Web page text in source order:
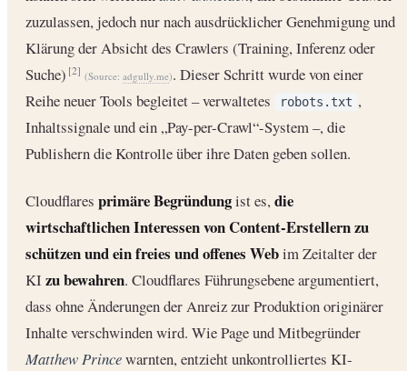
zuzulassen, jedoch nur nach ausdrücklicher Genehmigung und
Klärung der Absicht des Crawlers (Training, Inferenz oder
Suche)[2] (Source: adgully.me). Dieser Schritt wurde von einer
Reihe neuer Tools begleitet – verwaltetes
robots.txt ,
Inhaltssignale und ein „Pay-per-Crawl“-System –, die
Publishern die Kontrolle über ihre Daten geben sollen.
Cloudflares primäre Begründungist es,die
wirtschaftlichen Interessen von Content-Erstellern zu
schützen und ein freies und offenes Webim Zeitalter der
KI zu bewahren. Cloudflares Führungsebene argumentiert,
dass ohne Änderungen der Anreiz zur Produktion originärer
Inhalte verschwinden wird. Wie Page und Mitbegründer
Matthew Princewarnten, entzieht unkontrolliertes KI-